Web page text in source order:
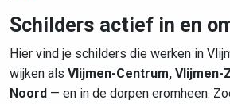
Schilders actief in en
Hier vind je schilders die werken in
wijken als Vlijmen-Centrum, Vlijmen-
Noord — en in de dorpen eromheen.